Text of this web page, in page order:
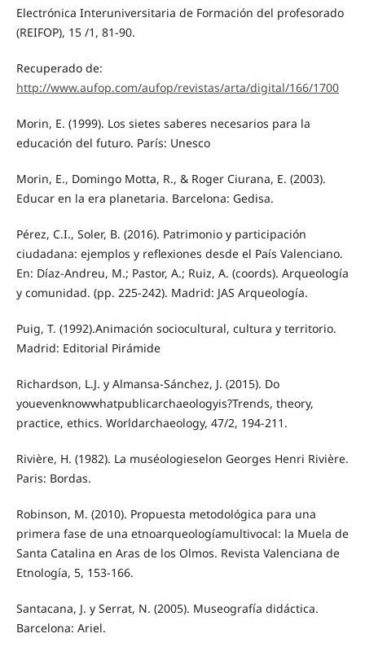
Electrónica Interuniversitaria de Formación del profesorado
(REIFOP), 15 /1, 81-90.
Recuperado de:
http://www.aufop.com/aufop/revistas/arta/digital/166/1700
Morin, E. (1999). Los sietes saberes necesarios para la
educación del futuro. París: Unesco
Morin, E., Domingo Motta, R., & Roger Ciurana, E. (2003).
Educar en la era planetaria. Barcelona: Gedisa.
Pérez, C.I., Soler, B. (2016). Patrimonio y participación
ciudadana: ejemplos y reflexiones desde el País Valenciano.
En: Díaz-Andreu, M.; Pastor, A.; Ruiz, A. (coords). Arqueología
y comunidad. (pp. 225-242). Madrid: JAS Arqueología.
Puig, T. (1992).Animación sociocultural, cultura y territorio.
Madrid: Editorial Pirámide
Richardson, L.J. y Almansa-Sánchez, J. (2015). Do
youevenknowwhatpublicarchaeologyis?Trends, theory,
practice, ethics. Worldarchaeology, 47/2, 194-211.
Rivière, H. (1982). La muséologieselon Georges Henri Rivière.
Paris: Bordas.
Robinson, M. (2010). Propuesta metodológica para una
primera fase de una etnoarqueologíamultivocal: la Muela de
Santa Catalina en Aras de los Olmos. Revista Valenciana de
Etnología, 5, 153-166.
Santacana, J. y Serrat, N. (2005). Museografía didáctica.
Barcelona: Ariel.